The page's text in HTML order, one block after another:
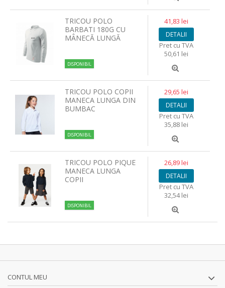
TRICOU POLO
BARBATI 180G CU
MÂNECĂ LUNGĂ
DISPONIBIL
41,83 lei
DETALII
Pret cu TVA
50,61 lei
TRICOU POLO COPII
MANECA LUNGA DIN
BUMBAC
DISPONIBIL
29,65 lei
DETALII
Pret cu TVA
35,88 lei
TRICOU POLO PIQUE
MANECA LUNGA
COPII
DISPONIBIL
26,89 lei
DETALII
Pret cu TVA
32,54 lei
CONTUL MEU